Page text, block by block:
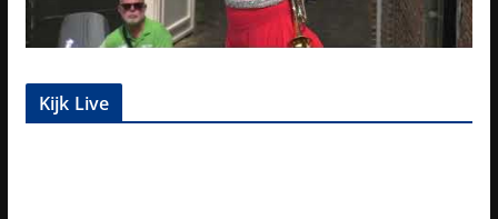
Kijk Live